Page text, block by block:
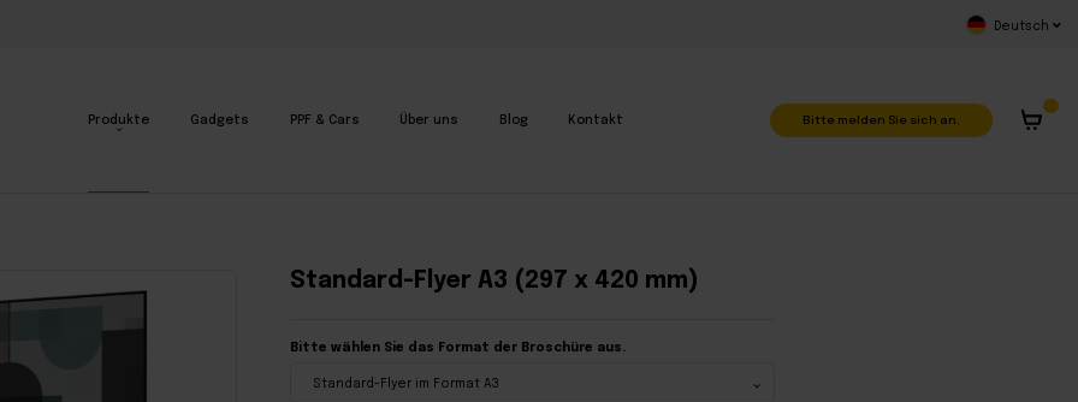
Produkte
Gadgets PPF & Cars Über uns Blog Kontakt
Deutsch
Bitte melden Sie sich an.
Standard-Flyer A3 (297 x 420 mm)
Bitte wählen Sie das Format der Broschüre aus.